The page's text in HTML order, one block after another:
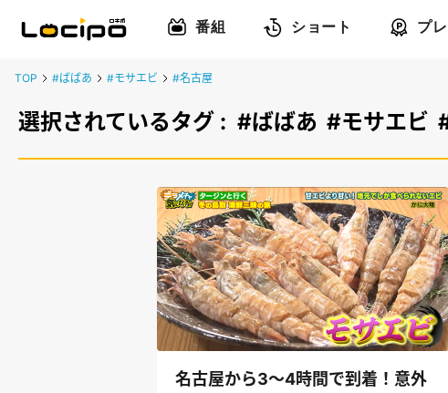
番組 ショート プ
TOP #ばばあ #モサエビ #名古屋
選択されているタグ : #ばばあ #モサエビ
名古屋から3～4時間で到着！意外